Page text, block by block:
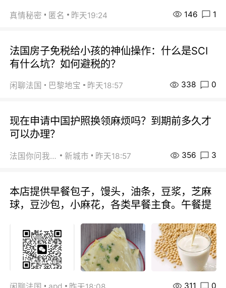
真情秘密 匿名 昨天19:24 146 1
法国房子免税给小孩的神仙操作：什么是SCI
有什么坑？如何避税的？
闲聊法国 巴黎地宝 昨天18:57 338 0
现在申请中国护照换领麻烦吗？到期前多久才
可以办理？
法国你问我答 新城市 昨天18:57 356 3
本店提供早餐包子，馒头，油条，豆浆，芝麻
球，豆沙包，小麻花，各类早餐主食。午餐提
apd 311 0